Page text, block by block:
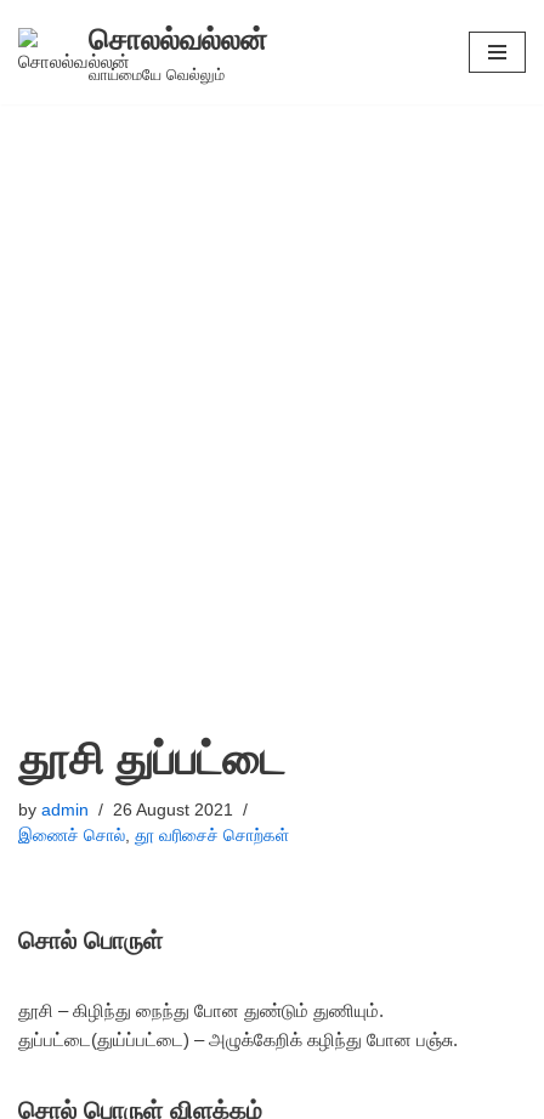
Skip
சொலல்வல்லன்
வாய்மையே வெல்லும்
தூசி துப்பட்டை
by admin
26 August 2021
இணைச் சொல், தூ வரிசைச் சொற்கள்
சொல் பொருள்
தூசி – கிழிந்து நைந்து போன துண்டும் துணியும்.
துப்பட்டை(துய்ப்பட்டை) – அழுக்கேறிக் கழிந்து போன பஞ்சு.
சொல் பொருள் விளக்கம்